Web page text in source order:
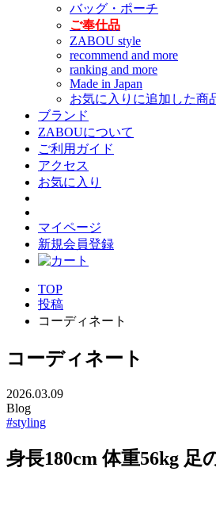
バッグ・ポーチ
ご奉仕品
ZABOU style
recommend and more
ranking and more
Made in Japan
お気に入りに追加した商
ブランド
ZABOUについて
ご利用ガイド
アクセス
お気に入り
マイページ
新規会員登録
TOP
投稿
コーディネート
コーディネート
2026.03.09
Blog
#styling
身長180cm 体重56kg 足